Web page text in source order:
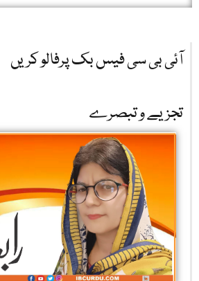
آئی بی سی فیس بک پرفالو کریں
تجزیے و تبصرے